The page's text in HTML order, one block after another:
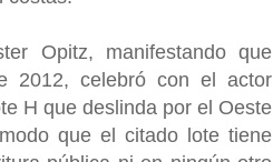
Opitz, manifestando que
2012, celebró con el actor
H que deslinda por el Oeste
que el citado lote tiene